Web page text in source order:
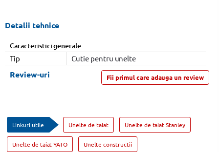
Detalii tehnice
Caracteristici generale
Tip
Cutie pentru unelte
Fii primul care adauga un review
Review-uri
Linkuri utile Unelte de taiat Unelte de taiat Stanley
Unelte de taiat YATO Unelte constructii